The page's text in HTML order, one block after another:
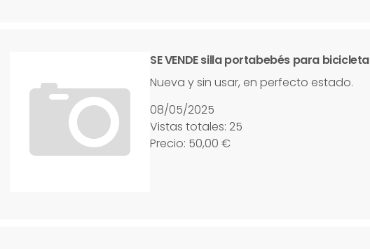
SE VENDE silla portabebés para bicicleta
Nueva y sin usar, en perfecto estado.
08/05/2025
Vistas totales: 25
Precio: 50,00 €